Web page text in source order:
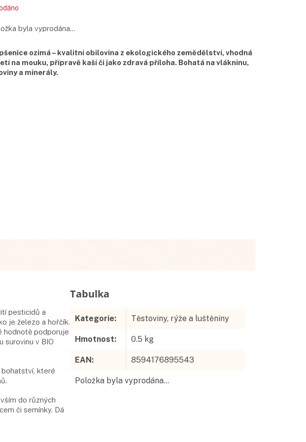
byla vyprodána…
ozimá – kvalitní obilovina z ekologického zemědělství, vhodná
na mouku, přípravě kaší či jako zdravá příloha. Bohatá na vlákninu,
a minerály.
pesticidů a
je železo a hořčík.
hodnotě podporuje
surovinu v BIO
bohatství, které
do různých
či semínky. Dá
Kategorie: Těstoviny, rýže a luštěniny
Hmotnost: 0.5 kg
EAN: 8594176895543
Položka byla vyprodána…